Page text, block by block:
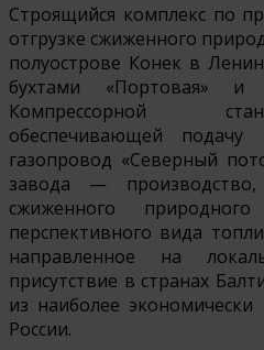
Строящийся комплекс по
отгрузке сжиженного
полуострове Конек в
бухтами «Портовая»
Компрессорной
обеспечивающей подачу
газопровод «Северный
завода —
сжиженного
перспективного вида
направленное на
присутствие в странах
из наиболее
России.